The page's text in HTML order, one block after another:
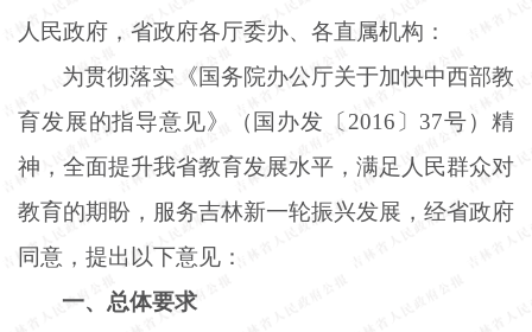
人民政府，省政府各厅委办、各直属机构：
为贯彻落实《国务院办公厅关于加快中西部教
育发展的指导意见》（国办发〔2016〕37号）精
神，全面提升我省教育发展水平，满足人民群众对
教育的期盼，服务吉林新一轮振兴发展，经省政府
同意，提出以下意见：
一、总体要求